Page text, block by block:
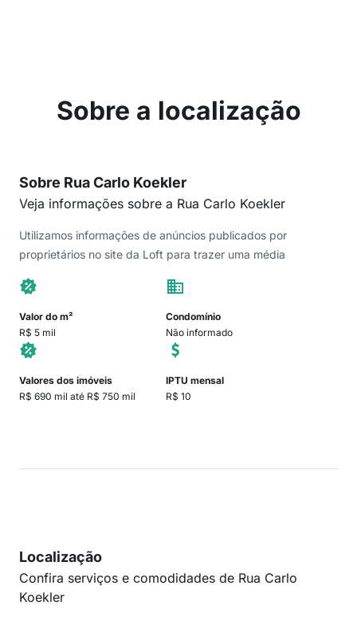
Sobre a localização
Sobre Rua Carlo Koekler
Veja informações sobre a Rua Carlo Koekler
Utilizamos informações de anúncios publicados por
proprietários no site da Loft para trazer uma média
Valor do m²
R$ 5 mil
Condomínio
Não informado
Valores dos imóveis
R$ 690 mil até R$ 750 mil
IPTU mensal
R$ 10
Localização
Confira serviços e comodidades de Rua Carlo
Koekler